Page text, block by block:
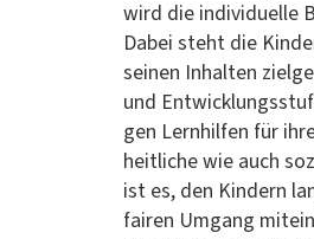
wird die indi­vidu­elle
Dabei ste­ht die
seinen Inhal­ten
und
gen Lern­hil­fen für
heitliche wie auch
ist es, den Kindern
fairen Umgang